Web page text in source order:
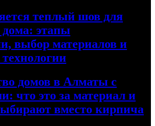
теплый шов для
дома: этапы
выбор материалов и
домов в Алматы с
что это за материал и
вместо кирпича